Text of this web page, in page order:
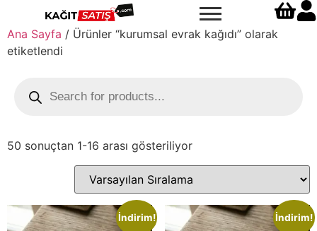
Ana Sayfa / Ürünler “kurumsal evrak kağıdı” olarak
etiketlendi
50 sonuçtan 1-16 arası gösteriliyor
İndirim! İndirim!